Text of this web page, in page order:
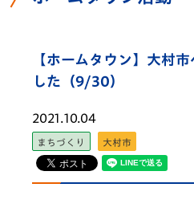
【ホームタウン】大村
した（9/30）
2021.10.04
まちづくり 大村市